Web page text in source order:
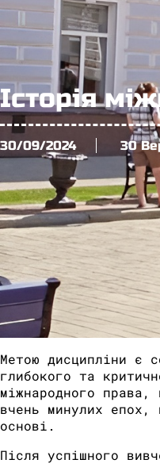
Історія
30/09/2024 30
Метою дисципліни є
глибокого та
міжнародного
вчень минулих епох,
основі.
Після успішного